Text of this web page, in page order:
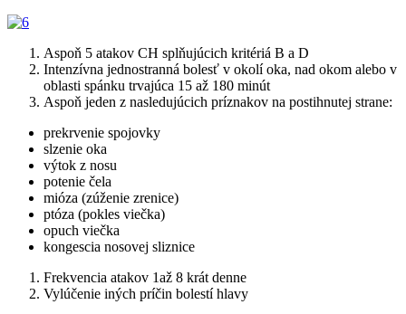
Aspoň 5 atakov CH splňujúcich kritériá B a D
Intenzívna jednostranná bolesť v okolí oka, nad okom alebo v
oblasti spánku trvajúca 15 až 180 minút
Aspoň jeden z nasledujúcich príznakov na postihnutej strane:
prekrvenie spojovky
slzenie oka
výtok z nosu
potenie čela
mióza (zúženie zrenice)
ptóza (pokles viečka)
opuch viečka
kongescia nosovej sliznice
Frekvencia atakov 1až 8 krát denne
Vylúčenie iných príčin bolestí hlavy